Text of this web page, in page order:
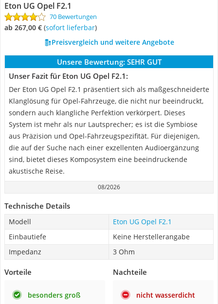
Eton UG Opel F2.1
70 Bewertungen
ab 267,00 € ( Sofort lieferbar)
Preisvergleich und weitere Angebote
Unsere Bewertung: SEHR GUT
Unser Fazit für Eton UG Opel F2.1:
Der Eton UG Opel F2.1 präsentiert sich als maßgeschneiderte
Klanglösung für Opel-Fahrzeuge, die nicht nur beeindruckt,
sondern auch klangliche Perfektion verkörpert. Dieses
System ist mehr als nur Lautsprecher; es ist die Symbiose
aus Präzision und Opel-Fahrzeugspezifität. Für diejenigen,
die auf der Suche nach einer exzellenten Audioergänzung
sind, bietet dieses Komposystem eine beeindruckende
akustische Reise.
08/2026
Technische Details
Modell
Eton UG Opel F2.1
Einbautiefe
Keine Herstellerangabe
Impedanz
3 Ohm
Vorteile
besonders groß
Nachteile
nicht wasserdicht